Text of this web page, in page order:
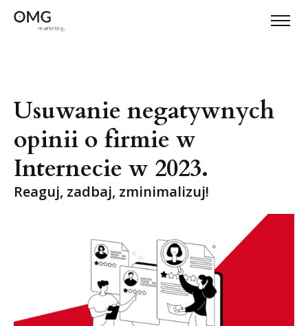
Usuwanie negatywnych
opinii o firmie w
Internecie w 2023.
Reaguj, zadbaj, zminimalizuj!